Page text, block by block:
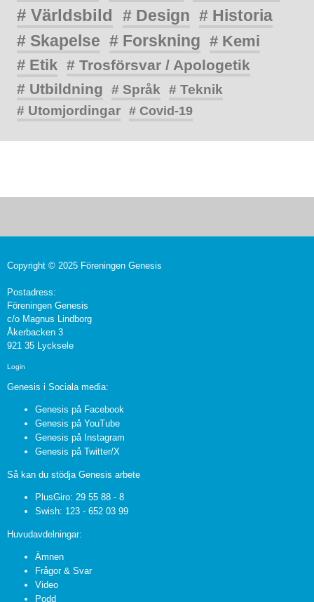
# Världsbild
# Design # Historia
# Skapelse # Forskning # Kemi
# Etik # Trosförsvar / Apologetik
# Utbildning
# Språk
# Teknik
# Utomjordingar # Covid-19
Copyright © 2025 Föreningen Genesis
Postadress:
Föreningen Genesis
c/o Magnus Lindborg
Åkerbacken 3
921 35 Lycksele
Login
Genesis i Sociala media:
Genesis på Facebook
Genesis på YouTube
Genesis på Instagram
Genesis på Twitter/X
Så kan du stödja Genesis arbete
PlusGiro: 29 55 88 - 8
Swish: 123 - 652 03 99
Huvudavdelningar:
Ämnen
Frågor & Svar
Video
Podd